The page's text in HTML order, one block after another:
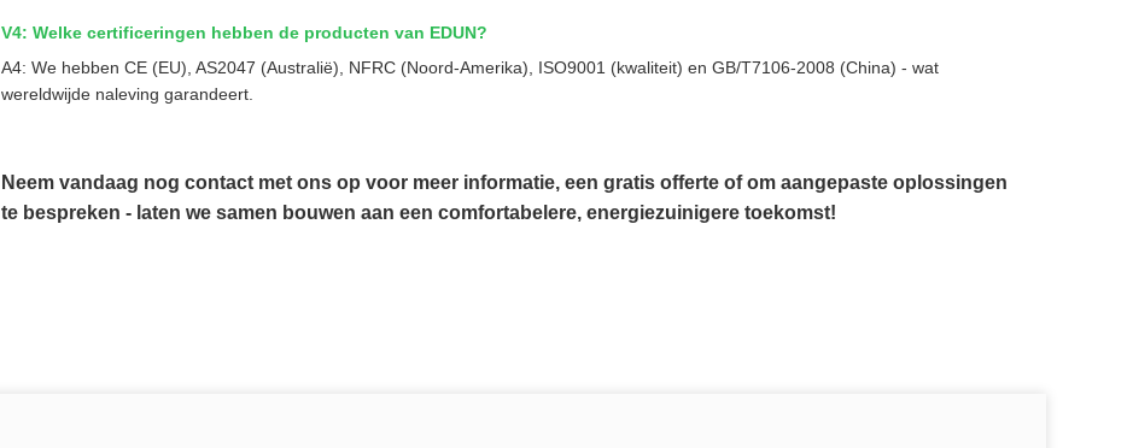
V4: Welke certificeringen hebben de producten van EDUN?
A4: We hebben CE (EU), AS2047 (Australië), NFRC (Noord-Amerika), ISO9001 (kwaliteit) en GB/T7106-2008 (China) - wat
wereldwijde naleving garandeert.
Neem vandaag nog contact met ons op voor meer informatie, een gratis offerte of om aangepaste oplossingen
te bespreken - laten we samen bouwen aan een comfortabelere, energiezuinigere toekomst!